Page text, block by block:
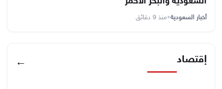
أخبار السعودية•منذ 9 دقائق
إقتصاد ←